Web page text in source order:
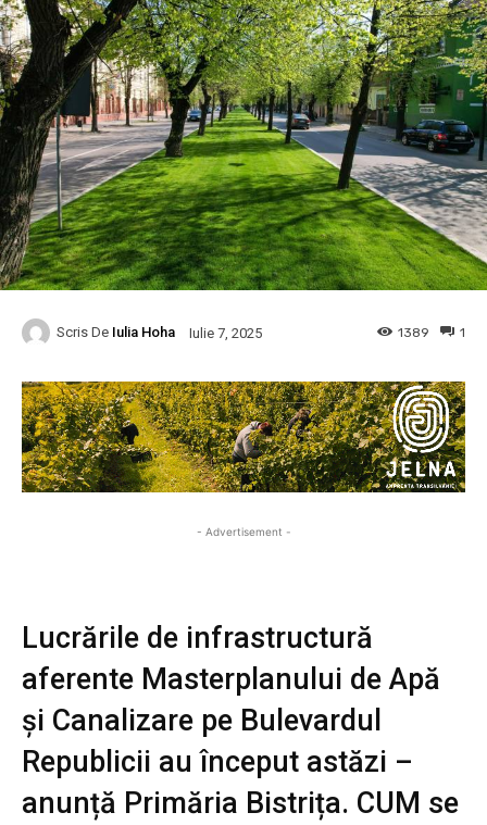
Scris De Iulia Hoha Iulie 7, 2025 1
1389
- Advertisement -
Lucrările de infrastructură
aferente Masterplanului de Apă
și Canalizare pe Bulevardul
Republicii au început astăzi –
anunță Primăria Bistrița. CUM se